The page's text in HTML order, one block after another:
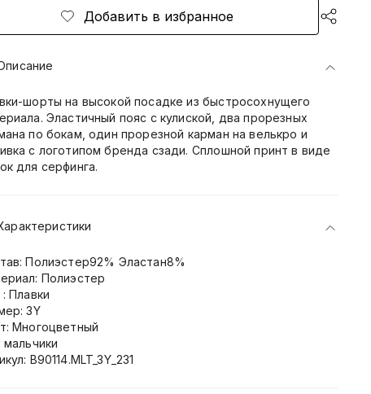
Добавить в избранное
шорты на высокой посадке из быстросохнущего
Эластичный пояс с кулиской, два прорезных
по бокам, один прорезной карман на велькро и
с логотипом бренда сзади. Сплошной принт в виде
для серфинга.
Полиэстер92% Эластан8%
Полиэстер
Плавки
3Y
Многоцветный
мальчики
B90114.MLT_3Y_231